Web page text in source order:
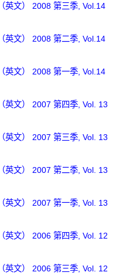
英文） 2008 第三季, Vol.14
英文） 2008 第二季, Vol.14
英文） 2008 第一季, Vol.14
英文） 2007 第四季, Vol. 13
英文） 2007 第三季, Vol. 13
英文） 2007 第二季, Vol. 13
英文） 2007 第一季, Vol. 13
英文） 2006 第四季, Vol. 12
英文） 2006 第三季, Vol. 12